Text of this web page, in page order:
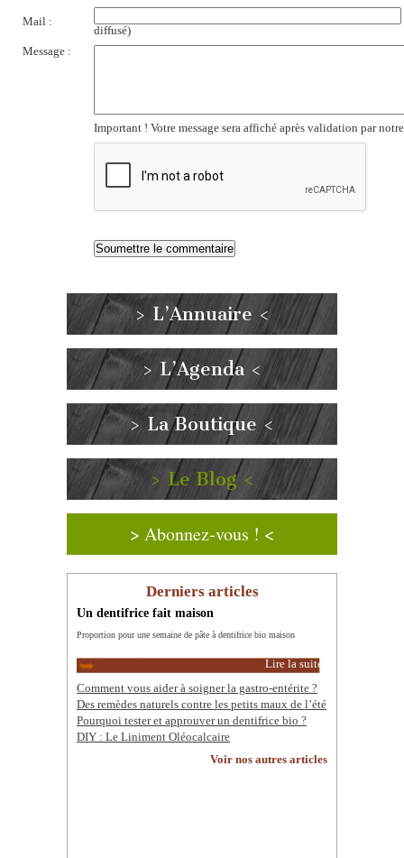
Mail :
diffusé)
Message :
Important ! Votre message sera affiché après validation par
> L’Annuaire <
> L’Agenda <
> La Boutique <
> Le Blog <
> Abonnez-vous ! <
Derniers articles
Un dentifrice fait maison
Proportion pour une semaine de pâte à dentifrice bio maison
Lire la suite
Comment vous aider à soigner la gastro-entérite ?
Des remèdes naturels contre les petits maux de l’été
Pourquoi tester et approuver un dentifrice bio ?
DIY : Le Liniment Oléocalcaire
Voir nos autres articles